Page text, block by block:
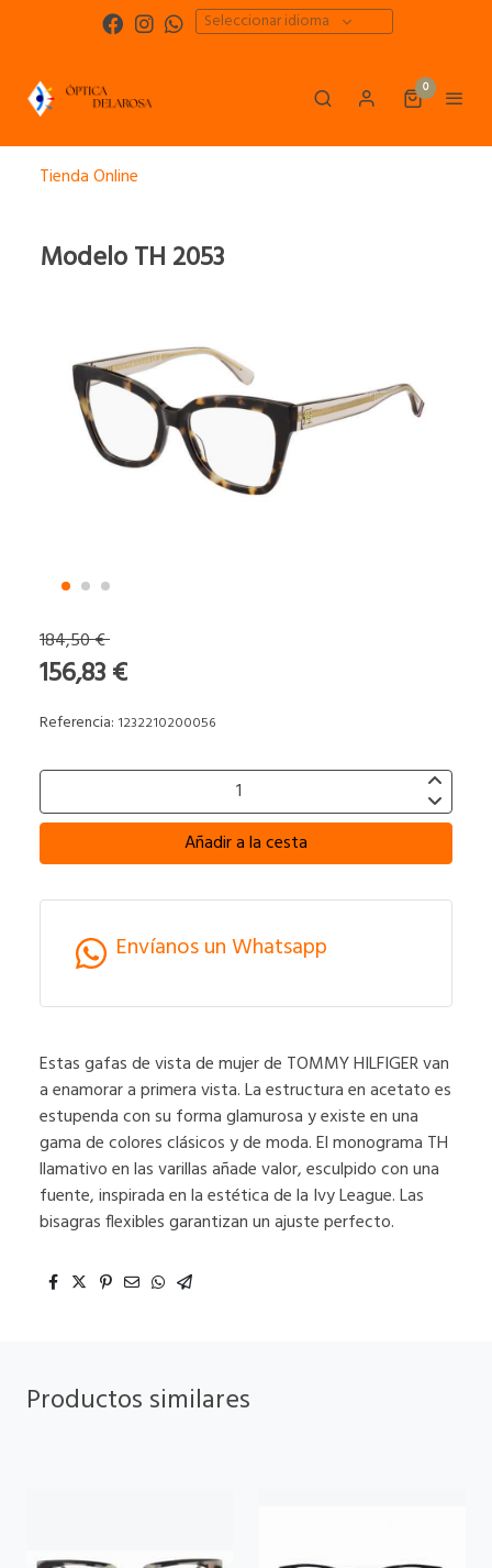
Seleccionar idioma
0
Tienda Online
Modelo TH 2053
184,50 €
156,83 €
Referencia: 1232210200056
Añadir a la cesta
Envíanos un Whatsapp
Estas gafas de vista de mujer de TOMMY HILFIGER van
a enamorar a primera vista. La estructura en acetato es
estupenda con su forma glamurosa y existe en una
gama de colores clásicos y de moda. El monograma TH
llamativo en las varillas añade valor, esculpido con una
fuente, inspirada en la estética de la Ivy League. Las
bisagras flexibles garantizan un ajuste perfecto.
Productos similares